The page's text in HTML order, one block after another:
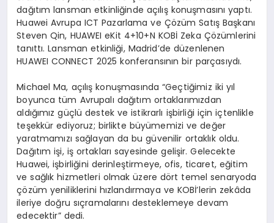
dağıtım lansman etkinliğinde açılış konuşmasını yaptı.
Huawei Avrupa ICT Pazarlama ve Çözüm Satış Başkanı
Steven Qin, HUAWEI eKit 4+10+N KOBİ Zeka Çözümlerini
tanıttı. Lansman etkinliği, Madrid’de düzenlenen
HUAWEI CONNECT 2025 konferansının bir parçasıydı.
Michael Ma, açılış konuşmasında “Geçtiğimiz iki yıl
boyunca tüm Avrupalı dağıtım ortaklarımızdan
aldığımız güçlü destek ve istikrarlı işbirliği için içtenlikle
teşekkür ediyoruz; birlikte büyümemizi ve değer
yaratmamızı sağlayan da bu güvenilir ortaklık oldu.
Dağıtım işi, iş ortakları sayesinde gelişir. Gelecekte
Huawei, işbirliğini derinleştirmeye, ofis, ticaret, eğitim
ve sağlık hizmetleri olmak üzere dört temel senaryoda
çözüm yeniliklerini hızlandırmaya ve KOBİ’lerin zekâda
ileriye doğru sıçramalarını desteklemeye devam
edecektir” dedi.